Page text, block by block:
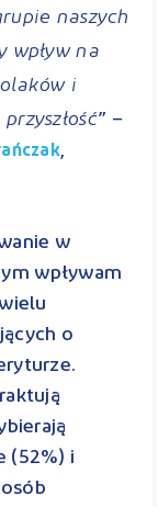
naszych
wpływ na
i
” –
,
w
wpływam
o
(52%) i